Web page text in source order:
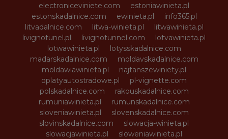
electroniceviniete.com
estoniawinieta.pl
estonskadalnice.com
ewinieta.pl
info365.pl
litvadalnice.com
litwa-winieta.pl
litwawinieta.pl
livignotunel.pl
livignotunnel.com
lotvawinieta.pl
lotwawinieta.pl
lotysskadalnice.com
madarskadalnice.com
moldavskadalnice.com
moldawiawinieta.pl
najtanszewiniety.pl
oplatyautostradowe.pl
pl-vignette.com
polskadalnice.com
rakouskadalnice.com
rumuniawinieta.pl
rumunskadalnice.com
sloveniawinieta.pl
slovenskadalnice.com
slovinskadalnice.com
slowacja-winieta.pl
slowacjawinieta.pl
sloweniawinieta.pl